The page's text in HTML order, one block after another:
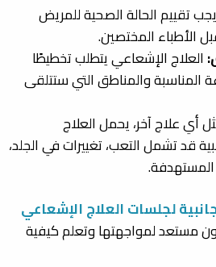
يجب تقييم الحالة الصحية للمريض
الأطباء المختصين.
العلاج الإشعاعي يتطلب تخطيطًا
المناسبة والمناطق التي ستتلقى
أي علاج آخر، يحمل العلاج
قد تشمل التعب، تغييرات في الجلد،
لجلسات العلاج الإشعاعي
مستعد لمواجهتها وتعلم كيفية